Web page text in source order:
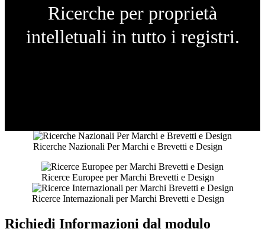
Ricerche per proprietà
intelletuali in tutto i registri.
Ricerche Nazionali Per Marchi e Brevetti e Design
Ricerce Europee per Marchi Brevetti e Design
Ricerce Internazionali per Marchi Brevetti e Design
Richiedi Informazioni dal modulo